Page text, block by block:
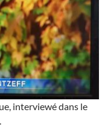
interviewé dans le